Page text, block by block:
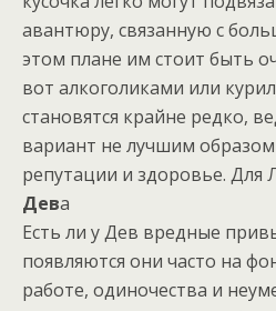
авантюру, связанную с
этом плане им стоит быть
вот алкоголиками или
становятся крайне редко,
вариант не лучшим
репутации и здоровье. Для
Дева
Есть ли у Дев вредные
появляются они часто на
работе, одиночества и